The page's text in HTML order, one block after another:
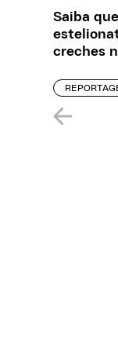
Saiba
creches